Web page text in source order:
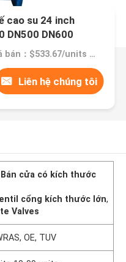
cao su 24 inch
DN500 DN600
Giá bán：$533.67/units 10-99 units
Liên hệ chúng tôi
cửa có kích thước
cổng kích thước lớn,
Valves
OE, TUV